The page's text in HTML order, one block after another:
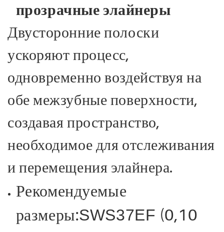
прозрачные элайнеры
Двусторонние полоски
ускоряют процесс,
одновременно воздействуя на
обе межзубные поверхности,
создавая пространство,
необходимое для отслеживания
и перемещения элайнера.
Рекомендуемые
размеры:SWS37EF (0,10